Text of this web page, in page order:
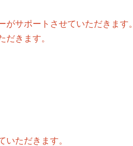
サポートさせていただきます。
きます。
ただきます。